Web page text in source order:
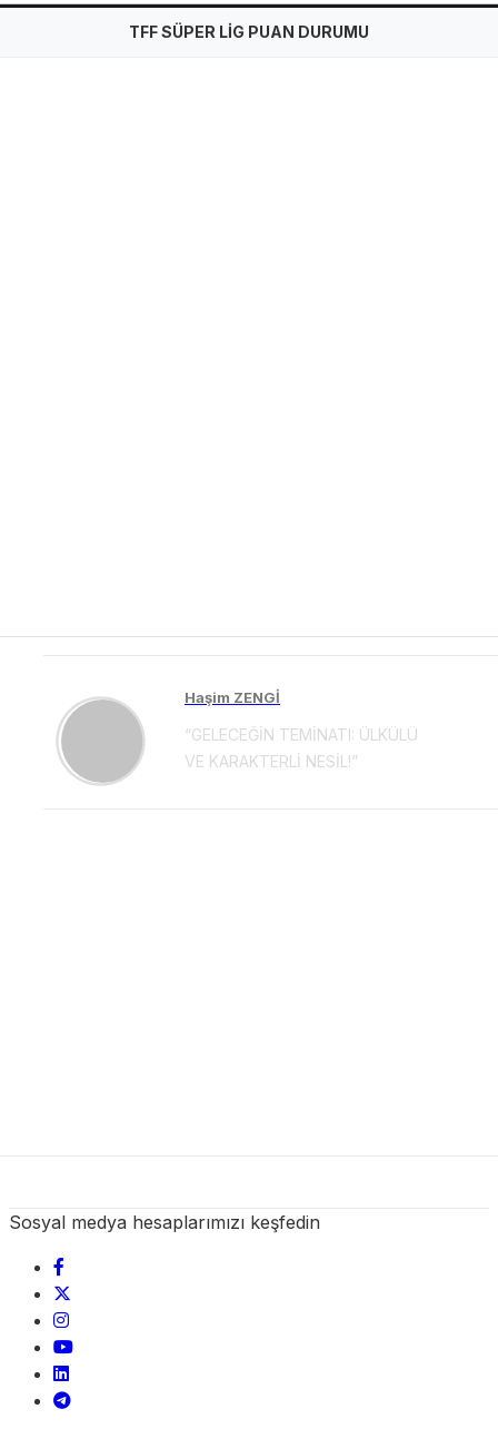
TFF SÜPER LİG PUAN DURUMU
Haşim ZENGİ
“GELECEĞİN TEMİNATI: ÜLKÜLÜ
VE KARAKTERLİ NESİL!”
Sosyal medya hesaplarımızı keşfedin